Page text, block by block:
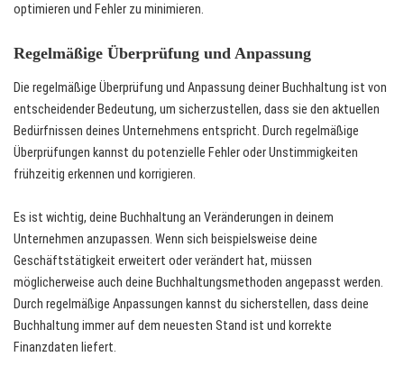
optimieren und Fehler zu minimieren.
Regelmäßige Überprüfung und Anpassung
Die regelmäßige Überprüfung und Anpassung deiner Buchhaltung ist von
entscheidender Bedeutung, um sicherzustellen, dass sie den aktuellen
Bedürfnissen deines Unternehmens entspricht. Durch regelmäßige
Überprüfungen kannst du potenzielle Fehler oder Unstimmigkeiten
frühzeitig erkennen und korrigieren.
Es ist wichtig, deine Buchhaltung an Veränderungen in deinem
Unternehmen anzupassen. Wenn sich beispielsweise deine
Geschäftstätigkeit erweitert oder verändert hat, müssen
möglicherweise auch deine Buchhaltungsmethoden angepasst werden.
Durch regelmäßige Anpassungen kannst du sicherstellen, dass deine
Buchhaltung immer auf dem neuesten Stand ist und korrekte
Finanzdaten liefert.